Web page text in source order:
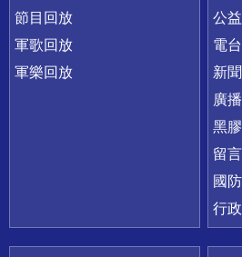
節目回放
軍歌回放
軍樂回放
公
電
新
廣
黑
留
國
行